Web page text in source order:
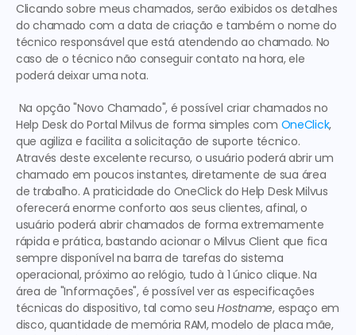
Clicando sobre meus chamados, serão exibidos os detalhes
do chamado com a data de criação e também o nome do
técnico responsável que está atendendo ao chamado. No
caso de o técnico não conseguir contato na hora, ele
poderá deixar uma nota.
Help Desk do Portal Milvus de forma simples com OneClick,
que agiliza e facilita a solicitação de suporte técnico.
Através deste excelente recurso, o usuário poderá abrir um
chamado em poucos instantes, diretamente de sua área
de trabalho. A praticidade do OneClick do Help Desk Milvus
oferecerá enorme conforto aos seus clientes, afinal, o
usuário poderá abrir chamados de forma extremamente
rápida e prática, bastando acionar o Milvus Client que fica
sempre disponível na barra de tarefas do sistema
operacional, próximo ao relógio, tudo à 1 único clique. Na
área de "Informações", é possível ver as especificações
técnicas do dispositivo, tal como seu Hostname, espaço em
disco, quantidade de memória RAM, modelo de placa mãe,